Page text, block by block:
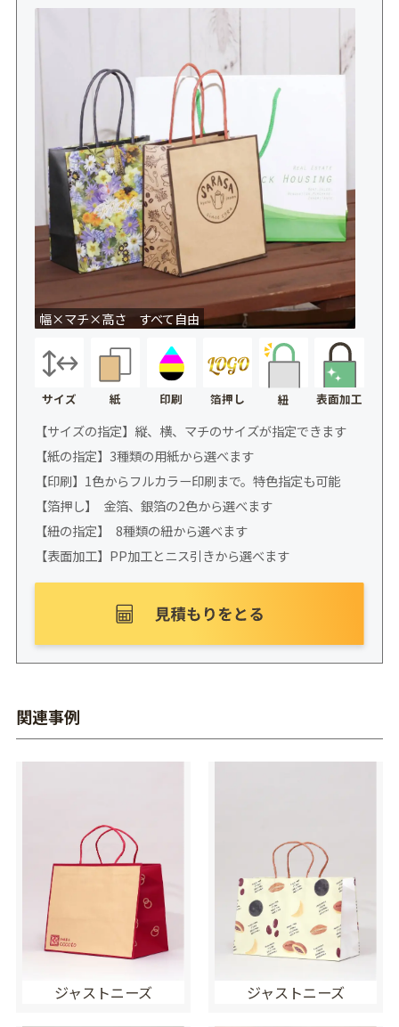
幅×マチ×高さ すべて自由
サイズ 紙 印刷 箔押し 紐 表面加工
【サイズの指定】縦、横、マチのサイズが指定できます
【紙の指定】3種類の用紙から選べます
【印刷】1色からフルカラー印刷まで。特色指定も可能
【箔押し】 金箔、銀箔の2色から選べます
【紐の指定】 8種類の紐から選べます
【表面加工】PP加工とニス引きから選べます
関連事例
ジャストニーズ ジャストニーズ